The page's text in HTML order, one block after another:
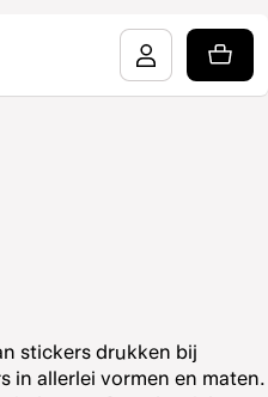
stickers drukken bij
in allerlei vormen en maten.